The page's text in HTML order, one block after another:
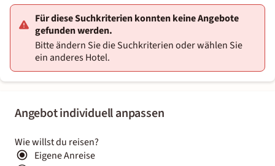
Angebot individuell anpassen
Wie willst du reisen?
Eigene Anreise
Für diese Suchkriterien konnten keine Angebote
gefunden werden.
Bitte ändern Sie die Suchkriterien oder wählen Sie
ein anderes Hotel.